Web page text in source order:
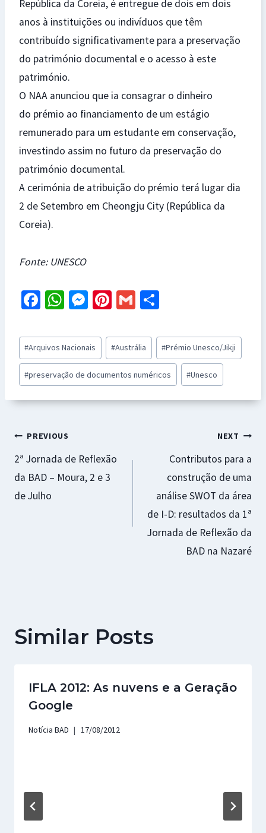
República da Coreia, é entregue de dois em dois
anos à instituições ou indivíduos que têm
contribuído significativamente para a preservação
do património documental e o acesso à este
património.
O NAA anunciou que ia consagrar o dinheiro
do prémio ao financiamento de um estágio
remunerado para um estudante em conservação,
investindo assim no futuro da preservação do
património documental.
A cerimónia de atribuição do prémio terá lugar dia
2 de Setembro em Cheongju City (República da
Coreia).
Fonte: UNESCO
Fa
b
o
o
k
W
at
sA
p
p
M
se
n
ge
r
Pi
er
es
t
G
ai
l
ar
e
Post
Tags:
#Arquivos Nacionais #Austrália #Prémio Unesco/Jikji
#preservação de documentos numéricos #Unesco
Navegação
de
artigos
PREVIOUS
2ª Jornada de Reflexão
da BAD – Moura, 2 e 3
de Julho
NEXT
Contributos para a
construção de uma
análise SWOT da área
de I-D: resultados da 1ª
Jornada de Reflexão da
BAD na Nazaré
Similar Posts
IFLA 2012: As nuvens e a Geração
Google
Notícia BAD 17/08/2012